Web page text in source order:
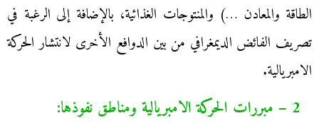
الطاقة والمعادن …) والمنتوجات الغذائية، بالإضافة إلى الرغبة في
تصريف الفائض الديمغرافي من بين الدوافع الأخرى لانتشار الحركة
الامبريالية.
2 – مبررات الحركة الامبريالية ومناطق نفوذها: